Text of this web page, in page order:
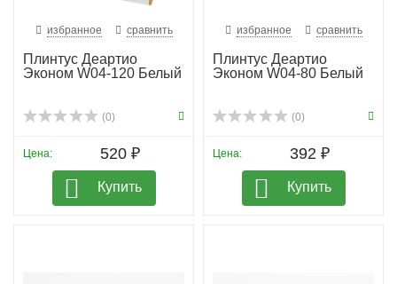
избранное сравнить
Плинтус Деартио
Эконом W04-120 Белый
(0)
Цена: 520 ₽
Купить
избранное сравнить
Плинтус Деартио
Эконом W04-80 Белый
(0)
Цена: 392 ₽
Купить